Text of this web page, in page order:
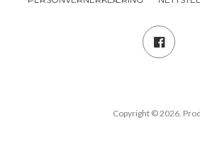
Copyright © 2026.